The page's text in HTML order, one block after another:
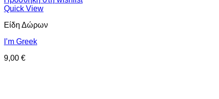
Quick View
Είδη Δώρων
I’m Greek
9,00 €